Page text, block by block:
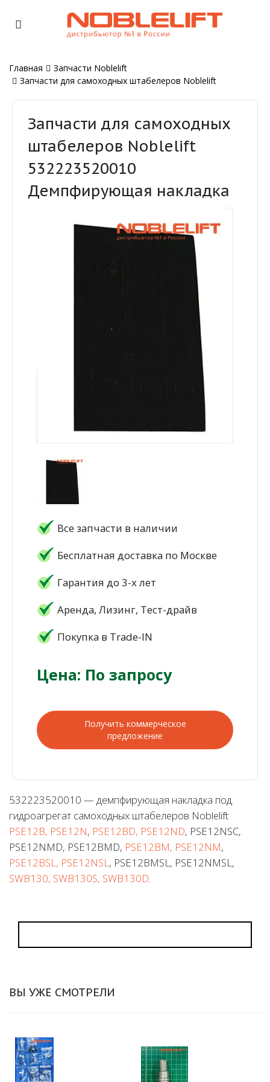
Главная
Запчасти Noblelift
Запчасти для самоходных штабелеров Noblelift
Запчасти для самоходных
штабелеров Noblelift
532223520010
Демпфирующая накладка
Все запчасти в наличии
Бесплатная доставка по Москве
Гарантия до 3-х лет
Аренда, Лизинг, Тест-драйв
Покупка в Trade-IN
Цена: По запросу
Получить коммерческое
предложение
532223520010 — демпфирующая накладка под
гидроагрегат самоходных штабелеров Noblelift
PSE12B, PSE12N, PSE12BD, PSE12ND, PSE12NSC,
PSE12NMD, PSE12BMD, PSE12BM, PSE12NM,
PSE12BSL, PSE12NSL, PSE12BMSL, PSE12NMSL,
SWB130, SWB130S, SWB130D.
ВЫ УЖЕ СМОТРЕЛИ